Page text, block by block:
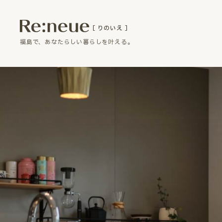
［ りのいえ ］
福島で、あなたらしい暮らしを叶える。